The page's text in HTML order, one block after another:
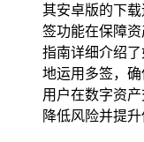
其安卓版的下
签功能在保障
指南详细介绍
地运用多签，
用户在数字资
降低风险并提升